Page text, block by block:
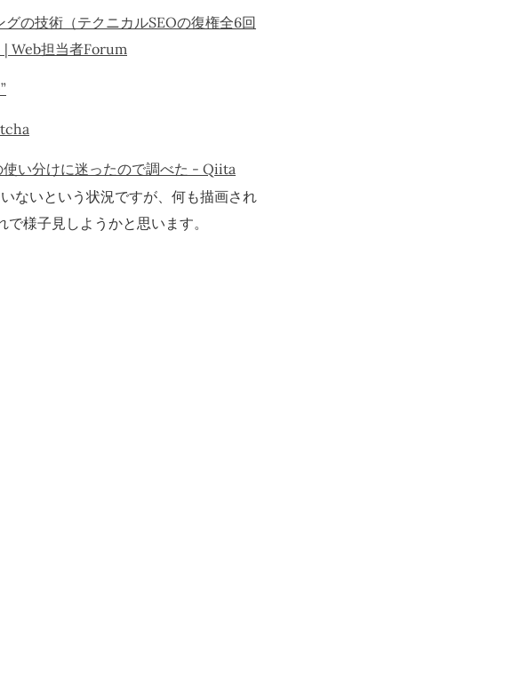
の技術（テクニカルSEOの復権全6回
| Web担当者Forum
い分けに迷ったので調べた - Qiita
ないという状況ですが、何も描画され
様子見しようかと思います。